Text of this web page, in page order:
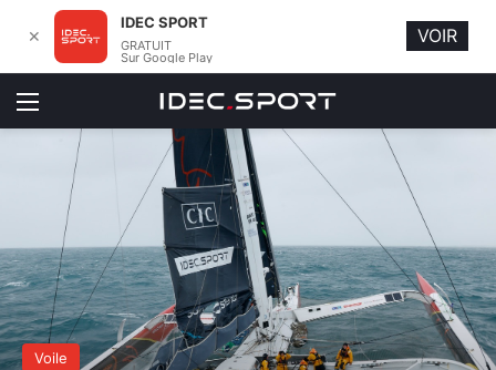
Menu
Voile
✕
IDEC SPORT
GRATUIT
Sur Google Play
VOIR